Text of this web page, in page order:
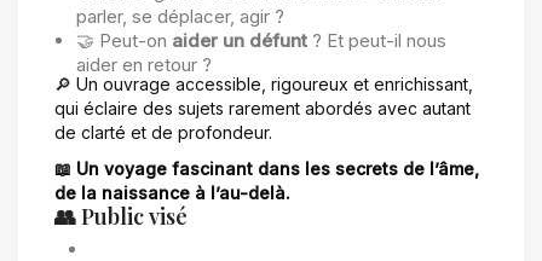
parler, se déplacer, agir ?
🤝 Peut-on aider un défunt ? Et peut-il nous
aider en retour ?
🔎 Un ouvrage accessible, rigoureux et enrichissant,
qui éclaire des sujets rarement abordés avec autant
de clarté et de profondeur.
📖 Un voyage fascinant dans les secrets de l’âme,
de la naissance à l’au-delà.
👥 Public visé